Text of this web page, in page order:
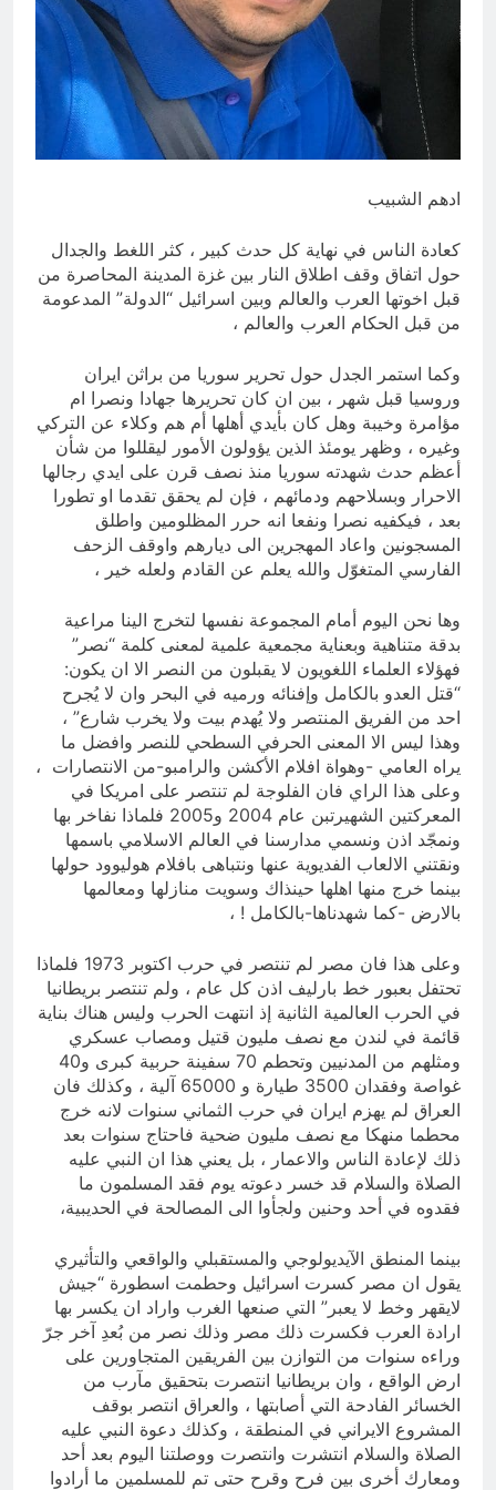
لهم الصلاة فلتقم طائفة منهم معك
وليأخذوا أٍسلحتهم)
12 ساعة Ago
مجلس عزاء حسيني (البصيرة في
القرآن الكريم وعند العباس عليه
12 ساعة Ago
ادهم الشبيب
كعادة الناس في نهاية كل حدث كبير ، كثر اللغط والجدال
حول اتفاق وقف اطلاق النار بين غزة المدينة المحاصرة من
قبل اخوتها العرب والعالم وبين اسرائيل “الدولة” المدعومة
من قبل الحكام العرب والعالم ،
وكما استمر الجدل حول تحرير سوريا من براثن ايران
وروسيا قبل شهر ، بين ان كان تحريرها جهادا ونصرا ام
مؤامرة وخيبة وهل كان بأيدي أهلها أم هم وكلاء عن التركي
وغيره ، وظهر يومئذ الذين يؤولون الأمور ليقللوا من شأن
أعظم حدث شهدته سوريا منذ نصف قرن على ايدي رجالها
الاحرار وبسلاحهم ودمائهم ، فإن لم يحقق تقدما او تطورا
بعد ، فيكفيه نصرا ونفعا انه حرر المظلومين واطلق
المسجونين واعاد المهجرين الى ديارهم واوقف الزحف
الفارسي المتغوّل والله يعلم عن القادم ولعله خير ،
وها نحن اليوم أمام المجموعة نفسها لتخرج الينا مراعية
بدقة متناهية وبعناية مجمعية علمية لمعنى كلمة “نصر”
فهؤلاء العلماء اللغويون لا يقبلون من النصر الا ان يكون:
“قتل العدو بالكامل وإفنائه ورميه في البحر وان لا يُجرح
احد من الفريق المنتصر ولا يُهدم بيت ولا يخرب شارع” ،
وهذا ليس الا المعنى الحرفي السطحي للنصر وافضل ما
يراه العامي -وهواة افلام الأكشن والرامبو-من الانتصارات ،
وعلى هذا الراي فان الفلوجة لم تنتصر على امريكا في
المعركتين الشهيرتبن عام 2004 و2005 فلماذا نفاخر بها
ونمجّد اذن ونسمي مدارسنا في العالم الاسلامي باسمها
ونقتني الالعاب الفديوية عنها ونتباهى بافلام هوليوود حولها
بينما خرج منها اهلها حينذاك وسويت منازلها ومعالمها
بالارض -كما شهدناها-بالكامل ! ،
وعلى هذا فان مصر لم تنتصر في حرب اكتوبر 1973 فلماذا
تحتفل بعبور خط بارليف اذن كل عام ، ولم تنتصر بريطانيا
في الحرب العالمية الثانية إذ انتهت الحرب وليس هناك بناية
قائمة في لندن مع نصف مليون قتيل ومصاب عسكري
ومثلهم من المدنيين وتحطم 70 سفينة حربية كبرى و40
غواصة وفقدان 3500 طيارة و 65000 آلية ، وكذلك فان
العراق لم يهزم ايران في حرب الثماني سنوات لانه خرج
محطما منهكا مع نصف مليون ضحية فاحتاج سنوات بعد
ذلك لإعادة الناس والاعمار ، بل يعني هذا ان النبي عليه
الصلاة والسلام قد خسر دعوته يوم فقد المسلمون ما
فقدوه في أحد وحنين ولجأوا الى المصالحة في الحديبية،
بينما المنطق الآيديولوجي والمستقبلي والواقعي والتأثيري
يقول ان مصر كسرت اسرائيل وحطمت اسطورة “جيش
لايقهر وخط لا يعبر” التي صنعها الغرب واراد ان يكسر بها
ارادة العرب فكسرت ذلك مصر وذلك نصر من بُعدِ آخر جرّ
وراءه سنوات من التوازن بين الفريقين المتجاورين على
ارض الواقع ، وان بريطانيا انتصرت بتحقيق مآرب من
الخسائر الفادحة التي أصابتها ، والعراق انتصر بوقف
المشروع الايراني في المنطقة ، وكذلك دعوة النبي عليه
الصلاة والسلام انتشرت وانتصرت ووصلتنا اليوم بعد أحد
ومعارك أخرى بين فرح وقرح حتى تم للمسلمين ما أرادوا